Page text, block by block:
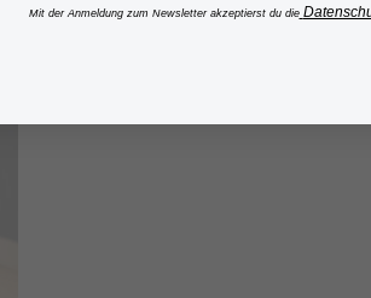
Mit der Anmeldung zum Newsletter akzeptierst du die